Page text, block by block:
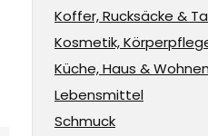
Koffer, Rucksäcke &
Kosmetik,
Küche, Haus & Wohnen
Lebensmittel
Schmuck